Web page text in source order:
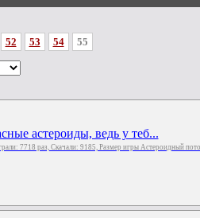
52 53 54 55
астероиды, ведь у теб...
7718 раз, Скачали: 9185, Размер игры Астероидный